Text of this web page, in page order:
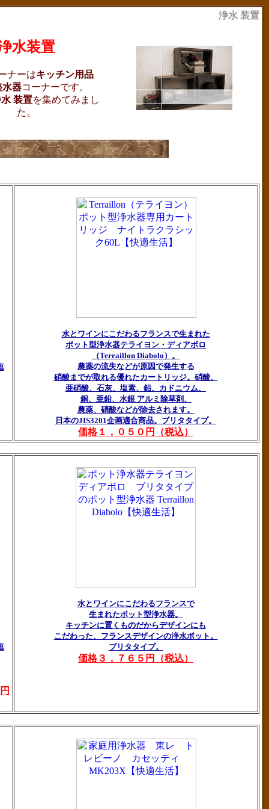
浄水 装置
水装置
ナーはキッチン用品
水器コーナーです。
装置を集めてみまし
た。
水とワインにこだわるフランスで生まれた
ポット型浄水器テライヨン・ディアボロ
（Terraillon Diabolo）。
農薬の流失などが原因で発生する
硝酸までが取れる優れたカートリッジ。硝酸、
亜硝酸、石灰、塩素、鉛、カドニウム、
銅、亜鉛、水銀 アルミ除草剤、
農薬、硝酸などが除去されます。
日本のJIS3201企画適合商品。ブリタタイプ。
価格１，０５０円（税込）
水とワインにこだわるフランスで
生まれたポット型浄水器。
キッチンに置くものだからデザインにも
こだわった、フランスデザインの浄水ポット。
ブリタタイプ。
価格３，７６５円（税込）